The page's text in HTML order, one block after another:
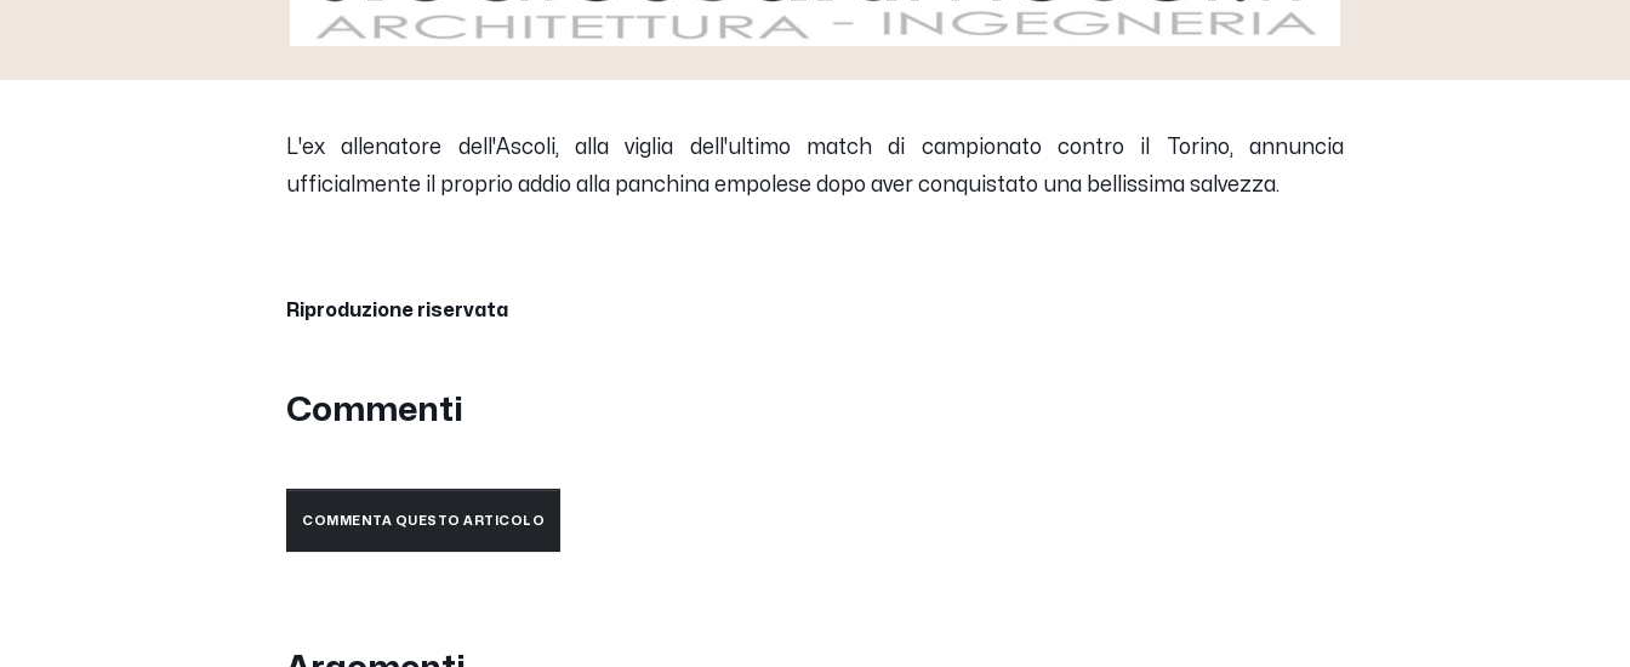
L'ex allenatore dell'Ascoli, alla viglia dell'ultimo match di campionato contro il Torino, annuncia
ufficialmente il proprio addio alla panchina empolese dopo aver conquistato una bellissima salvezza.
Riproduzione riservata
Commenti
COMMENTA QUESTO ARTICOLO